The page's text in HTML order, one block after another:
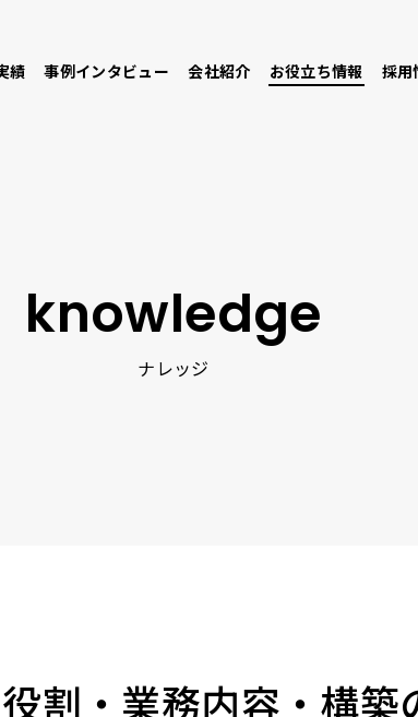
績 事例インタビュー 会社紹介 お役立ち情報 採用
knowledge
ナレッジ
割・業務内容・構